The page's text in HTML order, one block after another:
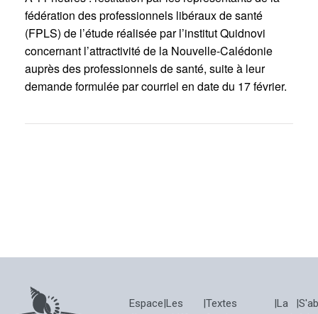
fédération des professionnels libéraux de santé
(FPLS) de l’étude réalisée par l’institut Quidnovi
concernant l’attractivité de la Nouvelle-Calédonie
auprès des professionnels de santé, suite à leur
demande formulée par courriel en date du 17 février.
Espace|Les
|Textes
|La
|